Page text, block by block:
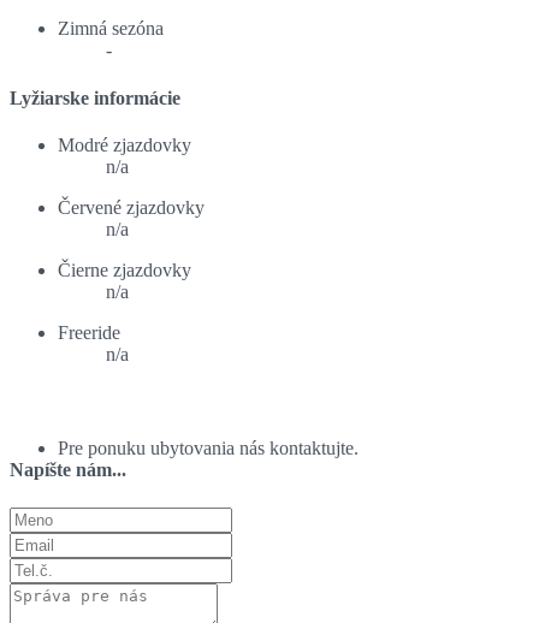
Zimná sezóna
-
Lyžiarske informácie
Modré zjazdovky
n/a
Červené zjazdovky
n/a
Čierne zjazdovky
n/a
Freeride
n/a
Pre ponuku ubytovania nás kontaktujte.
Napíšte nám...